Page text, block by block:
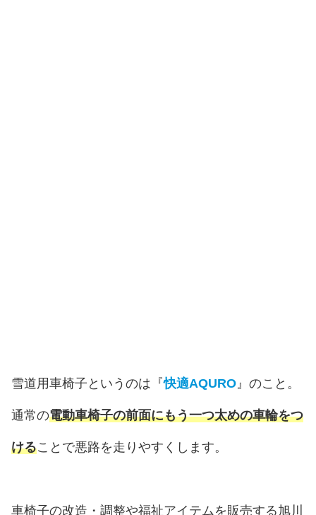
雪道用車椅子というのは『快適AQURO 』のこと。
通常の電動車椅子の前面にもう一つ太めの車輪をつ
けることで悪路を走りやすくします。
車椅子の改造・調整や福祉アイテムを販売する旭川